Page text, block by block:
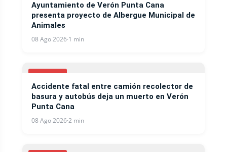
Ayuntamiento de Verón Punta Cana
presenta proyecto de Albergue Municipal de
Animales
08 Ago 2026·1 min
LOCALES
Accidente fatal entre camión recolector de
basura y autobús deja un muerto en Verón
Punta Cana
08 Ago 2026·2 min